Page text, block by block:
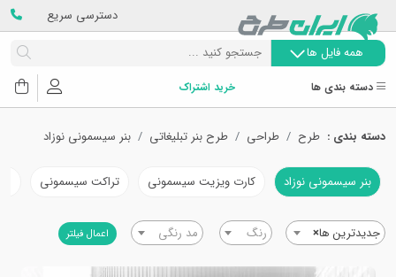
دسترسی سریع
همه فایل ها
دسته بندی ها خرید اشتراک
دسته بندی : طرح طراحی طرح بنر تبلیغاتی بنر سیسمونی نوزاد
بنر سیسمونی نوزاد کارت ویزیت سیسمونی تراکت سیسمونی
×جدیدترین ها رنگ مد رنگی اعمال فیلتر